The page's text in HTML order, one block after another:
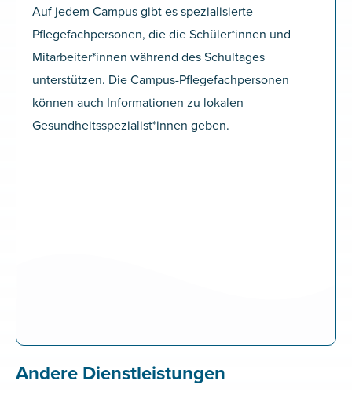
Auf jedem Campus gibt es spezialisierte
Pflegefachpersonen, die die Schüler*innen und
Mitarbeiter*innen während des Schultages
unterstützen. Die Campus-Pflegefachpersonen
können auch Informationen zu lokalen
Gesundheitsspezialist*innen geben.
Andere Dienstleistungen